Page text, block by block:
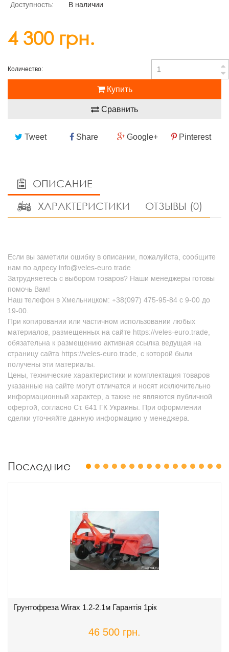
Доступность: В наличии
4 300 грн.
Количество:
Купить
Сравнить
Tweet Share Google+ Pinterest
ОПИСАНИЕ
ХАРАКТЕРИСТИКИ
ОТЗЫВЫ (0)
Если вы заметили ошибку в описании, пожалуйста, сообщите
нам по адресу info@veles-euro.trade
Затрудняетесь с выбором товаров? Наши менеджеры готовы
помочь Вам!
Наш телефон в Хмельницком: +38(097) 475-95-84 с 9-00 до
19-00.
При копировании или частичном использовании любых
материалов, размещенных на сайте https://veles-euro.trade,
обязательна к размещению активная ссылка ведущая на
страницу сайта https://veles-euro.trade, с которой были
получены эти материалы.
Цены, технические характеристики и комплектация товаров
указанные на сайте могут отличатся и носят исключительно
информационный характер, а также не являются публичной
офертой, согласно Ст. 641 ГК Украины. При оформлении
сделки уточняйте данную информацию у менеджера.
Последние
Грунтофреза Wirax 1.2-2.1м Гарантія 1рік
46 500 грн.
1 2 3 4 5 6 7 8 9 10 11 12 13 14 15 16